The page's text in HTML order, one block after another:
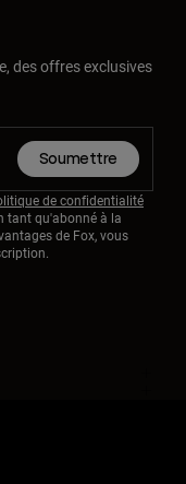
des offres exclusives
Soumettre
de confidentialité
tant qu'abonné à la
de Fox, vous